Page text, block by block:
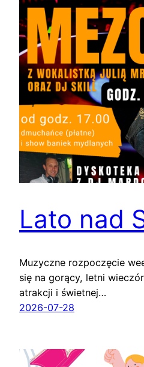
Lato nad
Muzyczne rozpoczęcie
się na gorący, letni
atrakcji i świetnej…
2026-07-28